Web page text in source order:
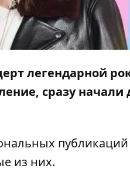
легендарной
сразу начали
публикаций
из них.